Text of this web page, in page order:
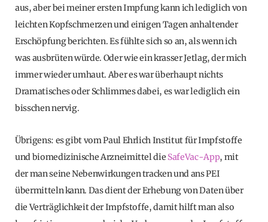
aus, aber bei meiner ersten Impfung kann ich lediglich von
leichten Kopfschmerzen und einigen Tagen anhaltender
Erschöpfung berichten. Es fühlte sich so an, als wenn ich
was ausbrüten würde. Oder wie ein krasser Jetlag, der mich
immer wieder umhaut. Aber es war überhaupt nichts
Dramatisches oder Schlimmes dabei, es war lediglich ein
bisschen nervig.
Übrigens: es gibt vom Paul Ehrlich Institut für Impfstoffe
und biomedizinische Arzneimittel die SafeVac-App, mit
der man seine Nebenwirkungen tracken und ans PEI
übermitteln kann. Das dient der Erhebung von Daten über
die Verträglichkeit der Impfstoffe, damit hilft man also